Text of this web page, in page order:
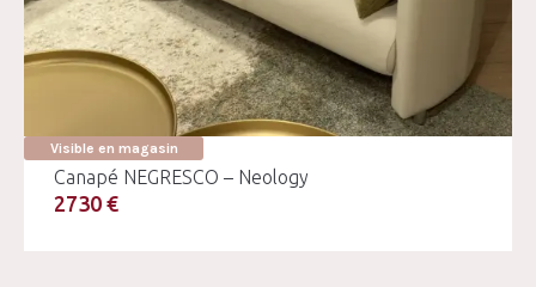
Visible en magasin
Canapé NEGRESCO – Neology
2730 €